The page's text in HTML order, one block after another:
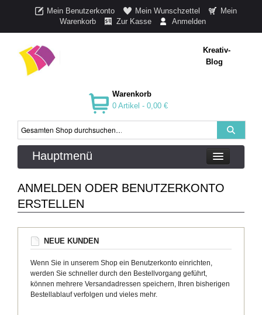
Mein Benutzerkonto Mein Wunschzettel
Mein
Warenkorb
Zur Kasse Anmelden
Kreativ-
Blog
Warenkorb
0 Artikel - 0,00 €
Hauptmenü
ANMELDEN ODER BENUTZERKONTO
ERSTELLEN
NEUE KUNDEN
Wenn Sie in unserem Shop ein Benutzerkonto einrichten,
werden Sie schneller durch den Bestellvorgang geführt,
können mehrere Versandadressen speichern, Ihren bisherigen
Bestellablauf verfolgen und vieles mehr.